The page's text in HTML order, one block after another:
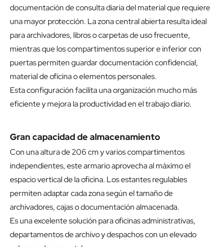
documentación de consulta diaria del material que requiere
una mayor protección. La zona central abierta resulta ideal
para archivadores, libros o carpetas de uso frecuente,
mientras que los compartimentos superior e inferior con
puertas permiten guardar documentación confidencial,
material de oficina o elementos personales.
Esta configuración facilita una organización mucho más
eficiente y mejora la productividad en el trabajo diario.
Gran capacidad de almacenamiento
Con una altura de 206 cm y varios compartimentos
independientes, este armario aprovecha al máximo el
espacio vertical de la oficina. Los estantes regulables
permiten adaptar cada zona según el tamaño de
archivadores, cajas o documentación almacenada.
Es una excelente solución para oficinas administrativas,
departamentos de archivo y despachos con un elevado